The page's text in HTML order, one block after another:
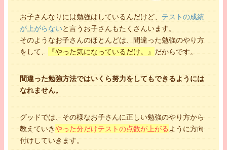
お子さんなりには勉強はしているんだけど、 テストの成績
が上がらないと言うお子さんもたくさんいます。
そのようなお子さんのほとんどは、間違った勉強のやり方
をして、
『やった気になっているだけ。』 だからです。
間違った勉強方法ではいくら努力をしてもできるようには
なれません。
グッドでは、その様なお子さんに正しい勉強のやり方から
教えていきやった分だけテストの点数が上がる ように方向
付けしていきます。